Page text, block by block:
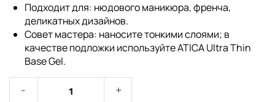
Подходит для: нюдового маникюра, френча,
деликатных дизайнов.
Совет мастера: наносите тонкими слоями; в
качестве подложки используйтеATICA Ultra Thin
Base Gel.